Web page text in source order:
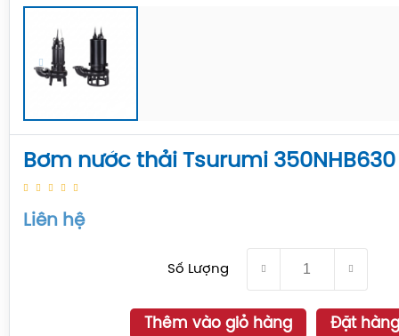
Bơm nước thải Tsurumi 350NHB630
Liên hệ
Số Lượng
Thêm vào giỏ hàng Đặt hàng